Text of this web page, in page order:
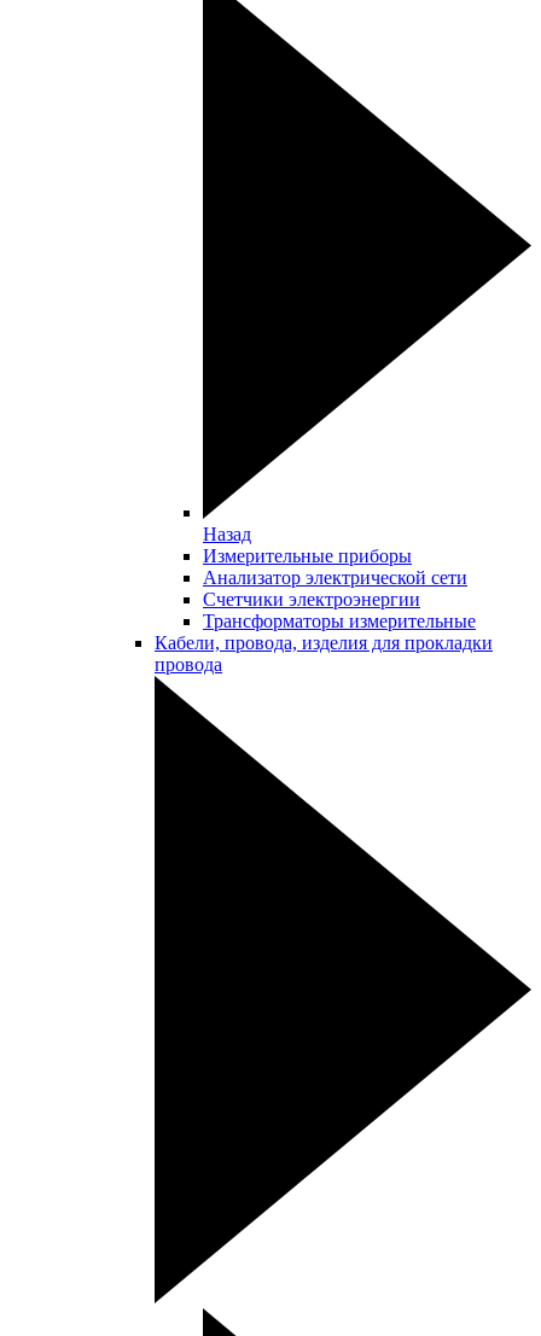
Назад
Измерительные приборы
Анализатор электрической сети
Счетчики электроэнергии
Трансформаторы измерительные
Кабели, провода, изделия для прокладки
провода